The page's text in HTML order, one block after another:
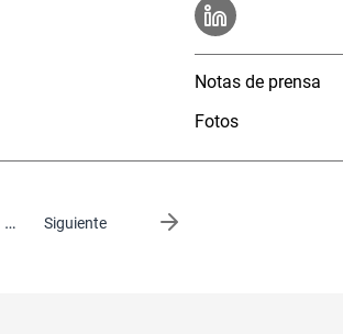
Notas de prensa
Fotos
… Siguiente
página